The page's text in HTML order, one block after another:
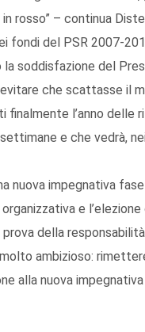
in rosso” – continua
fondi del PSR 2007-
la soddisfazione del
che scattasse il
finalmente l’anno delle
e che vedrà,
nuova impegnativa
organizzativa e
della
ambizioso:
alla nuova